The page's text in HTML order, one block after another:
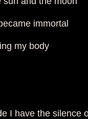
immortal
my body
I have the silence